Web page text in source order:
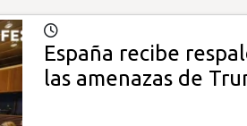
España recibe
las amenazas de